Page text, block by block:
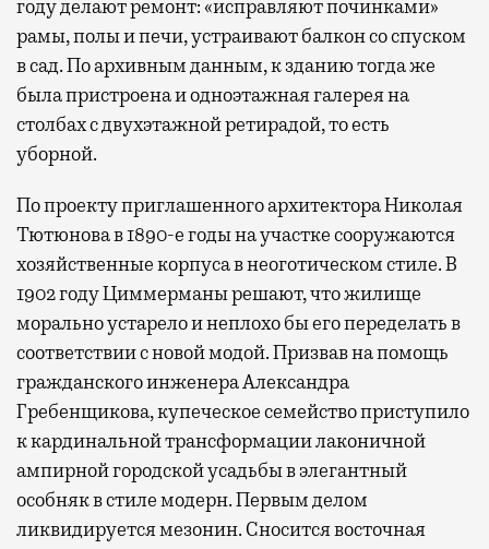
году делают ремонт: «исправляют починками»
рамы, полы и печи, устраивают балкон со спуском
в сад. По архивным данным, к зданию тогда же
была пристроена и одноэтажная галерея на
столбах с двухэтажной ретирадой, то есть
уборной.
По проекту приглашенного архитектора Николая
Тютюнова в 1890-е годы на участке сооружаются
хозяйственные корпуса в неоготическом стиле. В
1902 году Циммерманы решают, что жилище
морально устарело и неплохо бы его переделать в
соответствии с новой модой. Призвав на помощь
гражданского инженера Александра
Гребенщикова, купеческое семейство приступило
к кардинальной трансформации лаконичной
ампирной городской усадьбы в элегантный
особняк в стиле модерн. Первым делом
ликвидируется мезонин. Сносится восточная